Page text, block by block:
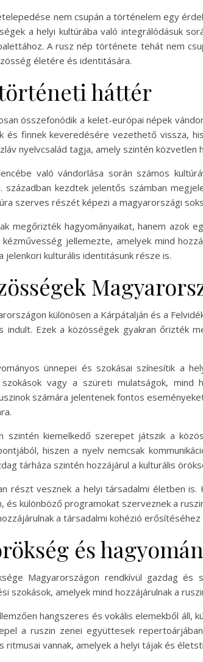
nem csupán a történelem egy
a helyi kultúrába való integrálódásuk
A rusz nép története tehát nem
életére és identitására.
háttér
összefonódik a kelet-európai népek
és finnek keveredésére vezethető vissza,
nyelvcsalád tagja, amely szintén
való vándorlása során számos
században kezdtek jelentős számban
szerves részét képezi a magyarországi
megőrizték hagyományaikat, hanem
jellemezte, amelyek mind
jelenkori kulturális identitásunk része is.
különösen a Kárpátalján és a
indult. Ezek a közösségek gyakran őrizték
ünnepei és szokásai színesítik a
szokások vagy a szüreti mulatságok,
számára jelentenek fontos
szintén kiemelkedő szerepet játszik a
hiszen a nyelv nemcsak
tárháza szintén hozzájárul a kulturális
részt vesznek a helyi társadalmi életben
különböző programokat szerveznek a
a társadalmi kohézió erősítéséhez
és
Magyarországon rendkívül gazdag
szokások, amelyek mind hozzájárulnak a
hangszeres és vokális elemekből áll,
a ruszin zenei együttesek
ritmusai vannak, amelyek a helyi tájak és